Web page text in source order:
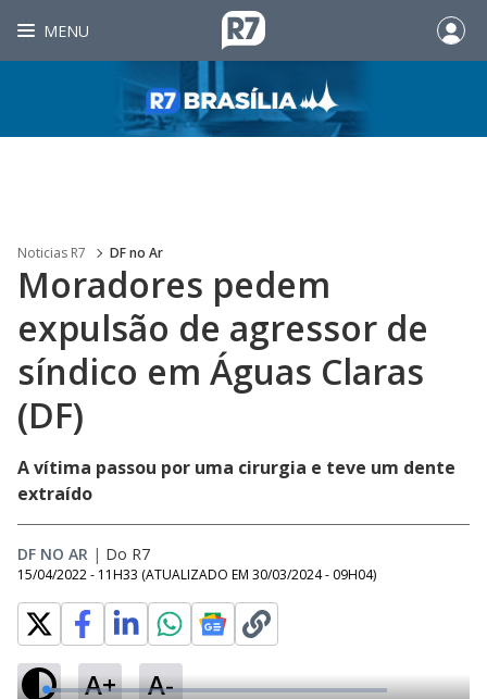
MENU
Noticias R7 DF no Ar
Moradores pedem
expulsão de agressor de
síndico em Águas Claras
(DF)
A vítima passou por uma cirurgia e teve um dente
extraído
DF NO AR | Do R7
15/04/2022 - 11H33 (ATUALIZADO EM 30/03/2024 - 09H04)
A+ A-
L